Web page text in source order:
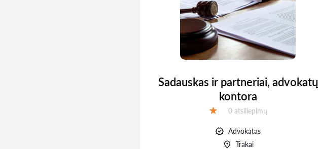
Sadauskas ir partneriai, advokatų
kontora
Atsiliepimų:
0 atsiliepimų
Advokatas
Trakai